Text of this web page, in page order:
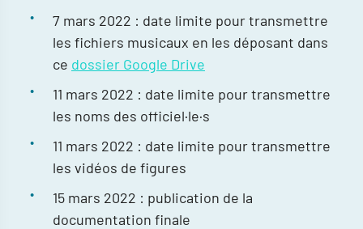
7 mars 2022 : date limite pour transmettre
les fichiers musicaux en les déposant dans
ce dossier Google Drive
11 mars 2022 : date limite pour transmettre
les noms des officiel·le·s
11 mars 2022 : date limite pour transmettre
les vidéos de figures
15 mars 2022 : publication de la
documentation finale